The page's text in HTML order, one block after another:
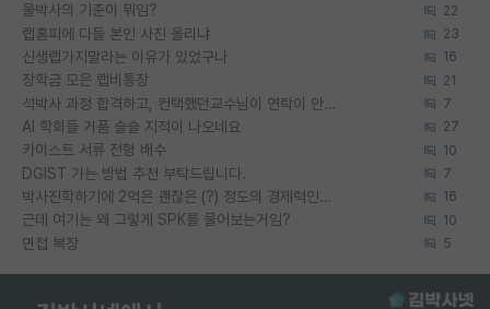
물박사의 기준이 뭐임? 22
랩홈피에 다들 본인 사진 올리냐 23
신생랩가지말라는 이유가 있었구나 16
장학금 모은 랩비통장 21
석박사 과정 합격하고, 컨택했던교수님이 연락이 안됩니다... 7
AI 학회들 거품 슬슬 지적이 나오네요 27
카이스트 서류 전형 배수 10
DGIST 가는 방법 추천 부탁드립니다. 7
박사진학하기에 2억은 괜찮은 (?) 정도의 경제력인가요 16
근데 여기는 왜 그렇게 SPK를 물어보는거임? 10
면접 복장 5